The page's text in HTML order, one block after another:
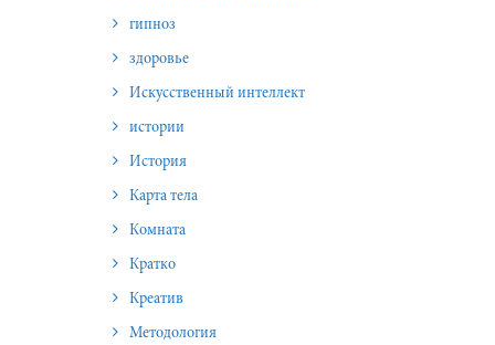
гипноз
здоровье
Искусственный интеллект
истории
История
Карта тела
Комната
Кратко
Креатив
Методология